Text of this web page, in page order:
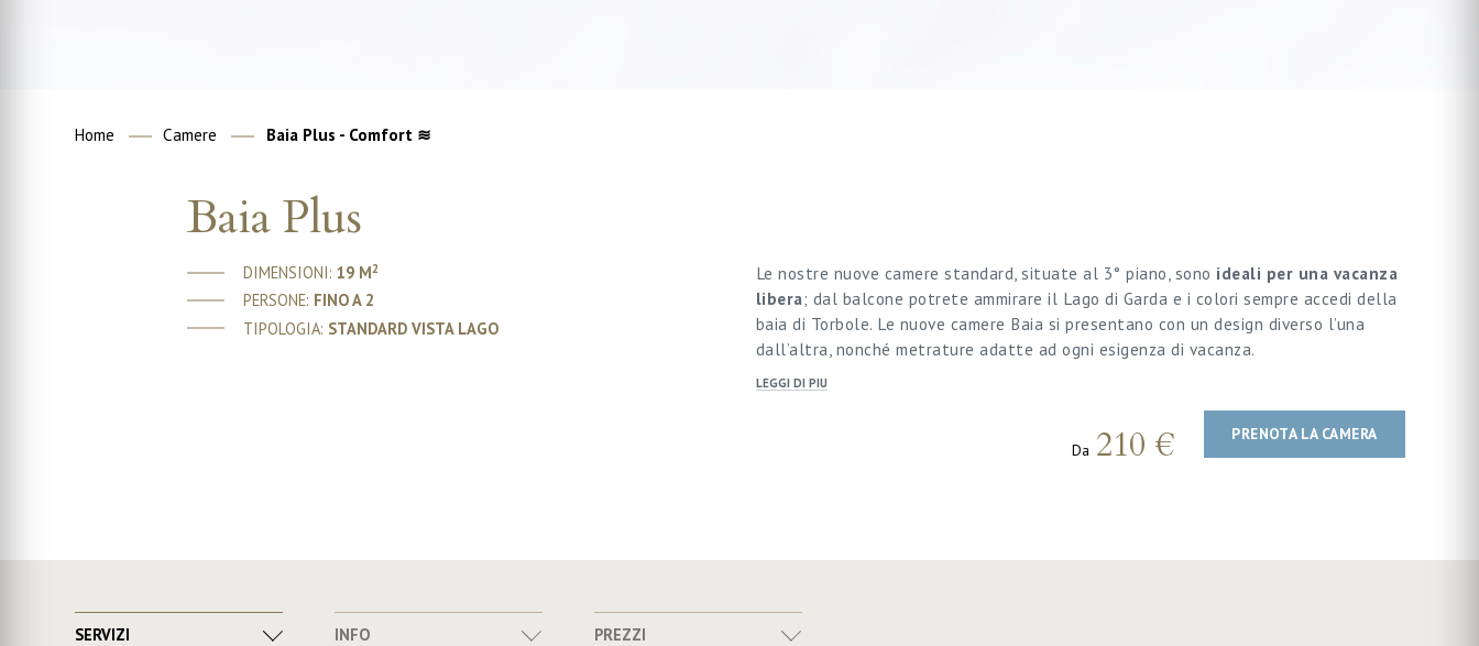
Home Camere Baia Plus - Comfort ≋
Baia Plus
DIMENSIONI:19 M2
PERSONE: FINO A 2
TIPOLOGIA: STANDARD VISTA LAGO
Le nostre nuove camere standard, situate al 3° piano, sono ideali per una vacanza
libera; dal balcone potrete ammirare il Lago di Garda e i colori sempre accedi della
baia di Torbole. Le nuove camere Baia si presentano con un design diverso l’una
dall’altra, nonché metrature adatte ad ogni esigenza di vacanza.
LEGGI DI PIU
Da 210 € PRENOTA LA CAMERA
SERVIZI INFO PREZZI